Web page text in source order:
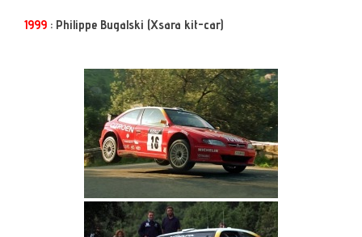
1999 : Philippe Bugalski (Xsara kit-car)